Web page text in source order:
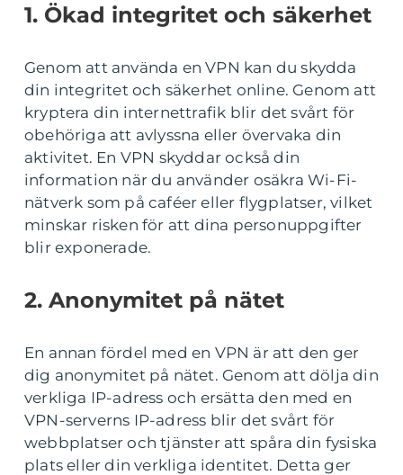
1. Ökad integritet och säkerhet
Genom att använda en VPN kan du skydda
din integritet och säkerhet online. Genom att
kryptera din internettrafik blir det svårt för
obehöriga att avlyssna eller övervaka din
aktivitet. En VPN skyddar också din
information när du använder osäkra Wi-Fi-
nätverk som på caféer eller flygplatser, vilket
minskar risken för att dina personuppgifter
blir exponerade.
2. Anonymitet på nätet
En annan fördel med en VPN är att den ger
dig anonymitet på nätet. Genom att dölja din
verkliga IP-adress och ersätta den med en
VPN-serverns IP-adress blir det svårt för
webbplatser och tjänster att spåra din fysiska
plats eller din verkliga identitet. Detta ger